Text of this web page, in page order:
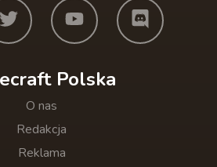
Polska
O nas
Redakcja
Reklama